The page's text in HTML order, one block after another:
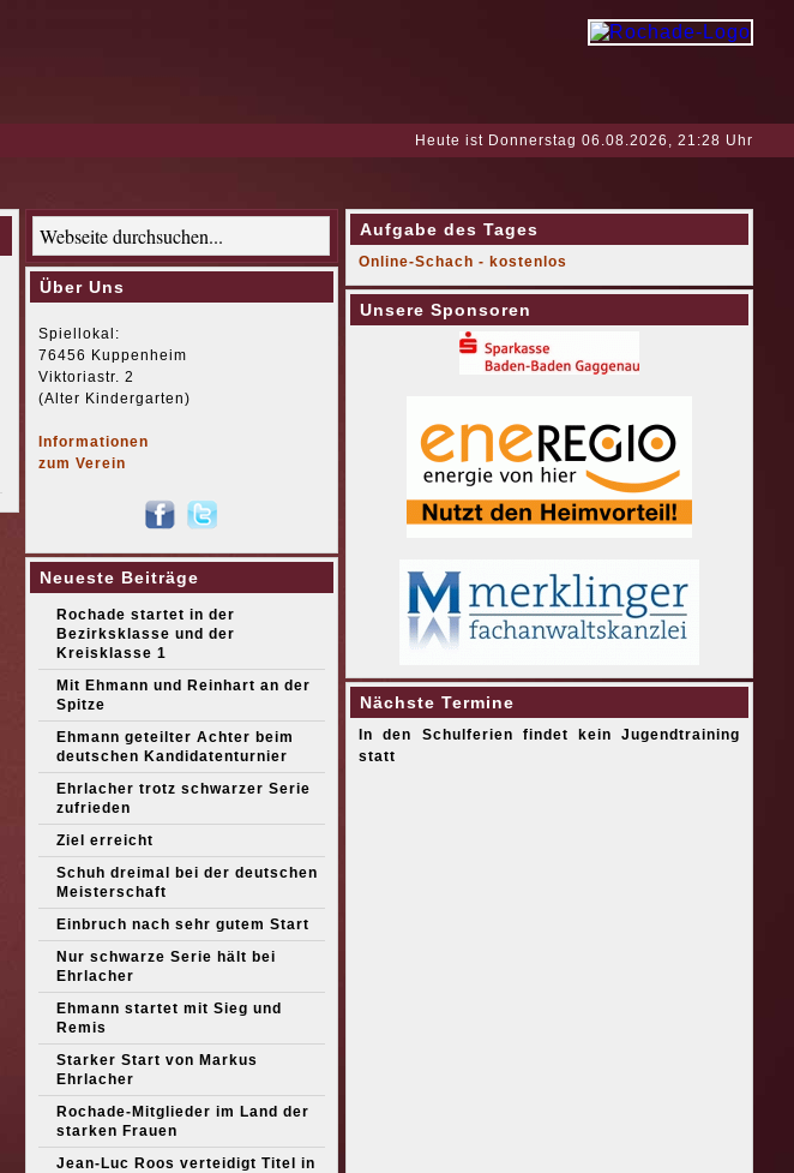
Heute ist Donnerstag 06.08.2026, 21:28 Uhr
Über Uns
Spiellokal:
76456 Kuppenheim
Viktoriastr. 2
(Alter Kindergarten)
Informationen
zum Verein
Neueste Beiträge
Rochade startet in der
Bezirksklasse und der
Kreisklasse 1
Mit Ehmann und Reinhart an der
Spitze
Ehmann geteilter Achter beim
deutschen Kandidatenturnier
Ehrlacher trotz schwarzer Serie
zufrieden
Ziel erreicht
Schuh dreimal bei der deutschen
Meisterschaft
Einbruch nach sehr gutem Start
Nur schwarze Serie hält bei
Ehrlacher
Ehmann startet mit Sieg und
Remis
Starker Start von Markus
Ehrlacher
Rochade-Mitglieder im Land der
starken Frauen
Jean-Luc Roos verteidigt Titel in
Aufgabe des Tages
Online-Schach - kostenlos
Unsere Sponsoren
Nächste Termine
In den Schulferien findet kein Jugendtraining
statt